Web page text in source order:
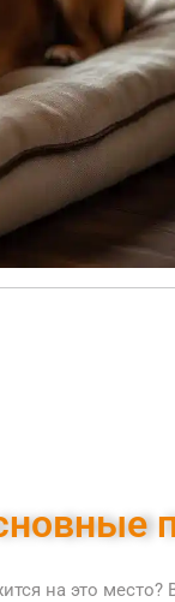
на это место?